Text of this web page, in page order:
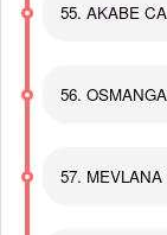
55. AKABE
56.
57.